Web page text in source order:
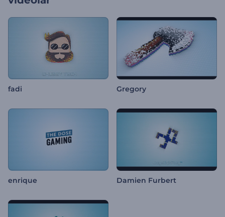
fadi Gregory
enrique Damien Furbert